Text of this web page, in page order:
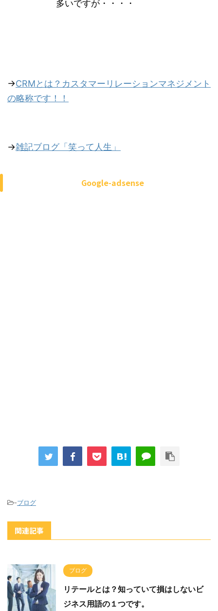
多いですが・・・・
→CRMとは？カスタマーリレーションマネジメント
の略称です！！
→雑記ブログ「笑って人生」
Google-adsense
-ブログ
関連記事
ブログ
リテールとは？知っていて損はしないビ
ジネス用語の１つです。